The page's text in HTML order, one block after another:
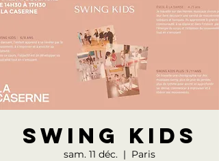
SWING KIDS
sam. 11 déc.
  |
Paris